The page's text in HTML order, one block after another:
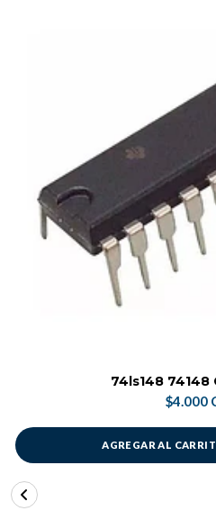
74ls148 74148
$4.000
AGREGAR AL